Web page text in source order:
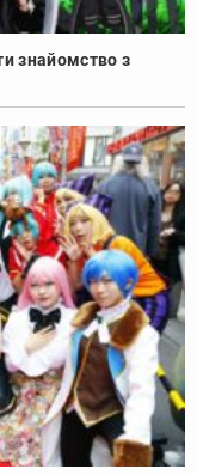
знайомство з